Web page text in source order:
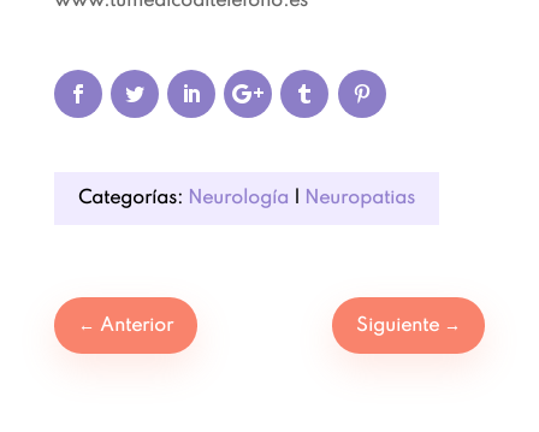
Categorías: Neurología Neuropatias
← Anterior Siguiente →